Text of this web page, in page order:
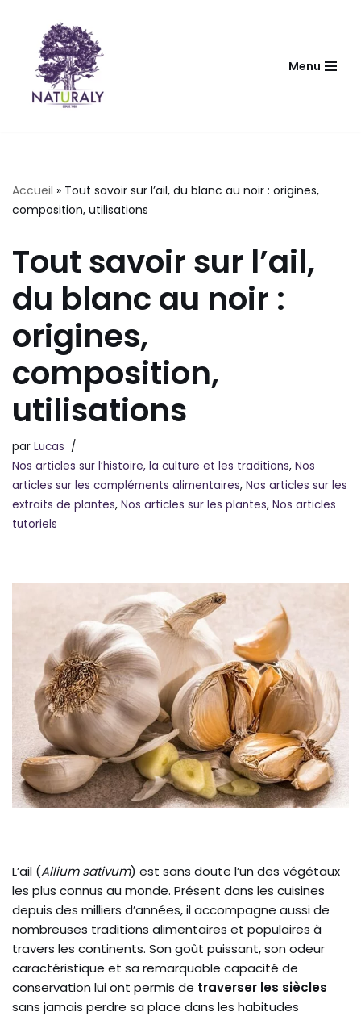
contenu
Menu
Accueil » Tout savoir sur l’ail, du blanc au noir : origines,
composition, utilisations
Tout savoir sur l’ail,
du blanc au noir :
origines,
composition,
utilisations
par Lucas
Nos articles sur l’histoire, la culture et les traditions, Nos
articles sur les compléments alimentaires, Nos articles sur les
extraits de plantes, Nos articles sur les plantes, Nos articles
tutoriels
L’ail (Allium sativum) est sans doute l’un des végétaux
les plus connus au monde. Présent dans les cuisines
depuis des milliers d’années, il accompagne aussi de
nombreuses traditions alimentaires et populaires à
travers les continents. Son goût puissant, son odeur
caractéristique et sa remarquable capacité de
conservation lui ont permis de traverser les siècles
sans jamais perdre sa place dans les habitudes